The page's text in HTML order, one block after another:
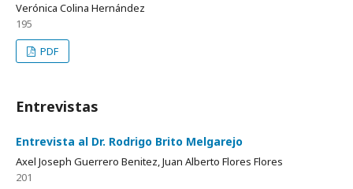
Verónica Colina Hernández
195
PDF
Entrevistas
Entrevista al Dr. Rodrigo Brito Melgarejo
Axel Joseph Guerrero Benitez, Juan Alberto Flores Flores
201